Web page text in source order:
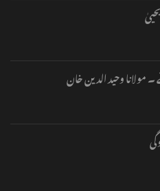
وحید الدین خان